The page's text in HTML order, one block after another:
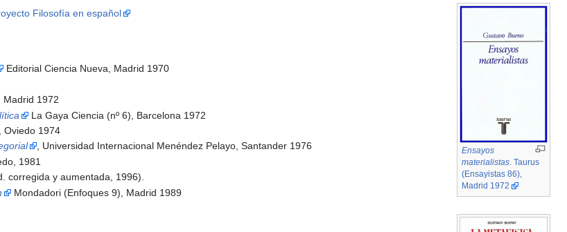
Ensayos
materialistas. Taurus
(Ensayistas 86),
Madrid 1972
Filosofía en español
Editorial Ciencia Nueva, Madrid 1970
Madrid 1972
La Gaya Ciencia (nº 6), Barcelona 1972
Oviedo 1974
, Universidad Internacional Menéndez Pelayo, Santander 1976
1981
corregida y aumentada, 1996).
Mondadori (Enfoques 9), Madrid 1989